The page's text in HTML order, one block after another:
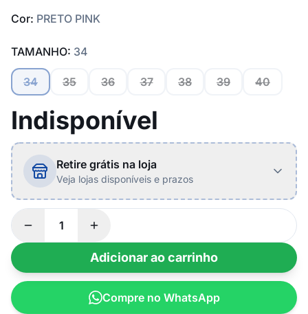
Cor: PRETO PINK
TAMANHO: 34
34 35 36 37 38 39 40
Indisponível
Retire grátis na loja
Veja lojas disponíveis e prazos
Adicionar ao carrinho
Compre no WhatsApp